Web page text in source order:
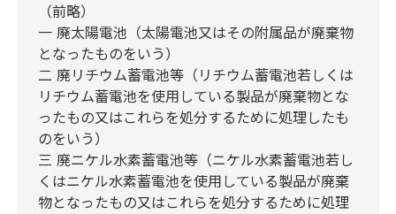
（前略）
一 廃太陽電池（太陽電池又はその附属品が廃棄物
となったものをいう）
二 廃リチウム蓄電池等（リチウム蓄電池若しくは
リチウム蓄電池を使用している製品が廃棄物とな
ったもの又はこれらを処分するために処理したも
のをいう）
三 廃ニケル水素蓄電池等（ニケル水素蓄電池若し
くはニケル水素蓄電池を使用している製品が廃棄
物となったもの又はこれらを処分するために処理